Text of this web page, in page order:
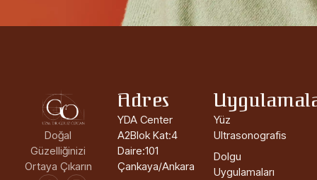
Doğal
Güzelliğinizi
Ortaya Çıkarın
Adres
YDA Center
A2Blok Kat:4
Daire:101
Çankaya/Ankara
Yüz
Ultrasonografis
Dolgu
Uygulamaları